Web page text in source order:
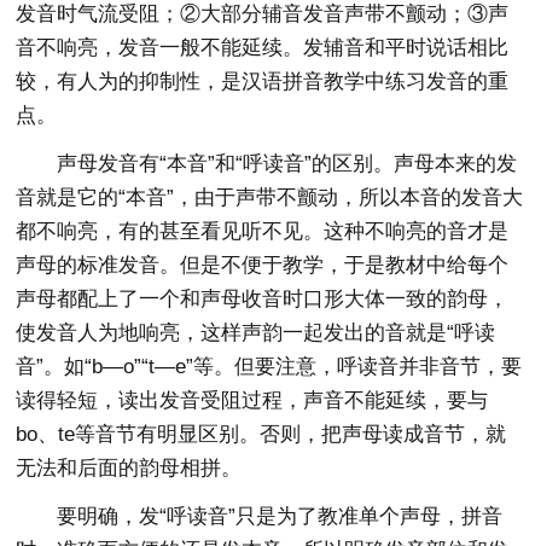
发音时气流受阻；②大部分辅音发音声带不颤动；③声
音不响亮，发音一般不能延续。发辅音和平时说话相比
较，有人为的抑制性，是汉语拼音教学中练习发音的重
点。
声母发音有“本音”和“呼读音”的区别。声母本来的发
音就是它的“本音”，由于声带不颤动，所以本音的发音大
都不响亮，有的甚至看见听不见。这种不响亮的音才是
声母的标准发音。但是不便于教学，于是教材中给每个
声母都配上了一个和声母收音时口形大体一致的韵母，
使发音人为地响亮，这样声韵一起发出的音就是“呼读
音”。如“b—o”“t—e”等。但要注意，呼读音并非音节，要
读得轻短，读出发音受阻过程，声音不能延续，要与
bo、te等音节有明显区别。否则，把声母读成音节，就
无法和后面的韵母相拼。
要明确，发“呼读音”只是为了教准单个声母，拼音